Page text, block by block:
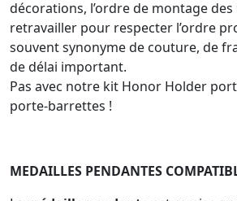
décorations, l’ordre de montage des
retravailler pour respecter l’ordre
souvent synonyme de couture, de
de délai important.
Pas avec notre kit Honor Holder
porte-barrettes !
MEDAILLES PENDANTES